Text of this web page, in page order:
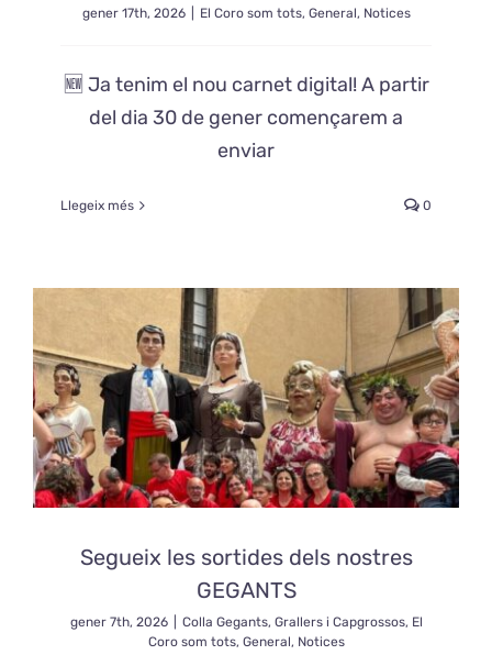
gener 17th, 2026 El Coro som tots, General, Notices
🆕 Ja tenim el nou carnet digital! A partir
del dia 30 de gener començarem a
enviar
Llegeix més 0
Segueix les sortides dels nostres
GEGANTS
gener 7th, 2026 Colla Gegants, Grallers i Capgrossos, El
Coro som tots, General, Notices